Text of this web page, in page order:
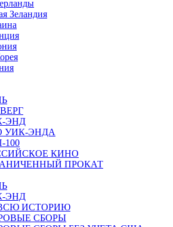
Зеландия
ЭНД
УИК-ЭНДА
100
КИНО
ПРОКАТ
ЭНД
ИСТОРИЮ
СБОРЫ